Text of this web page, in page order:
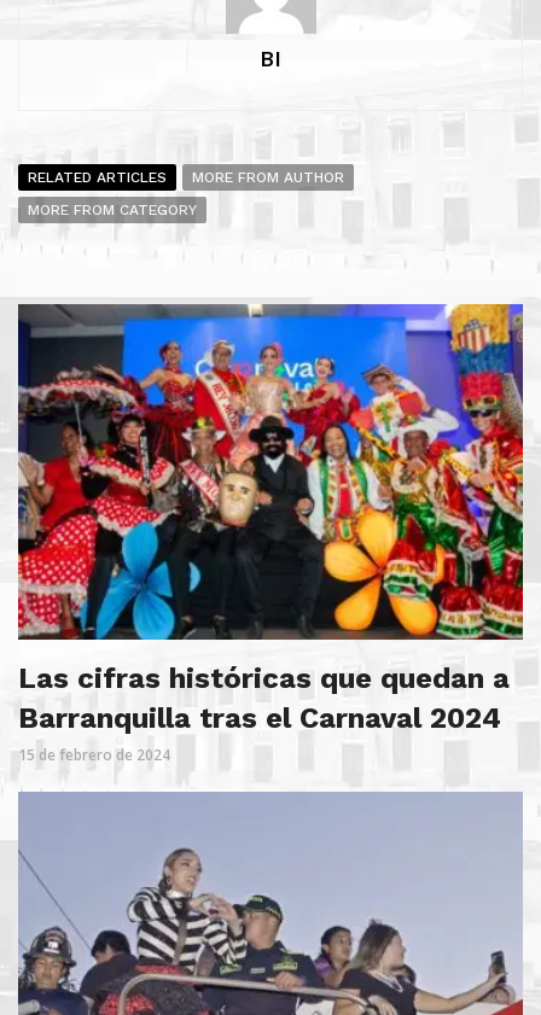
BI
RELATED ARTICLES
MORE FROM AUTHOR
MORE FROM CATEGORY
Las cifras históricas que quedan a
Barranquilla tras el Carnaval 2024
15 de febrero de 2024